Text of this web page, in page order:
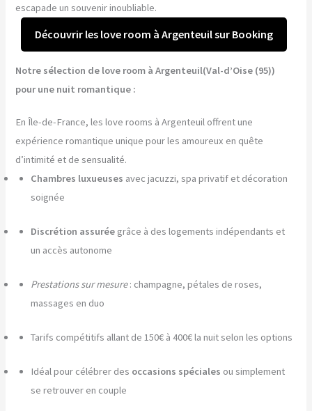
escapade un souvenir inoubliable.
Découvrir les love room à Argenteuil sur Booking
Notre sélection de love room à Argenteuil(Val-d’Oise (95))
pour une nuit romantique :
En Île-de-France, les love rooms à Argenteuil offrent une
expérience romantique unique pour les amoureux en quête
d’intimité et de sensualité.
Chambres luxueuses avec jacuzzi, spa privatif et décoration
soignée
Discrétion assurée grâce à des logements indépendants et
un accès autonome
Prestations sur mesure: champagne, pétales de roses,
massages en duo
Tarifs compétitifs allant de 150€ à 400€ la nuit selon les options
Idéal pour célébrer des occasions spéciales ou simplement
se retrouver en couple